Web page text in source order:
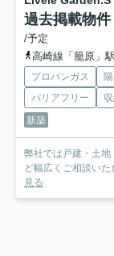
過去掲載物件
/予定
高崎線「籠原」
プロパンガス
バリアフリー
新築
弊社では戸建・土
ど幅広くご相談い
見る